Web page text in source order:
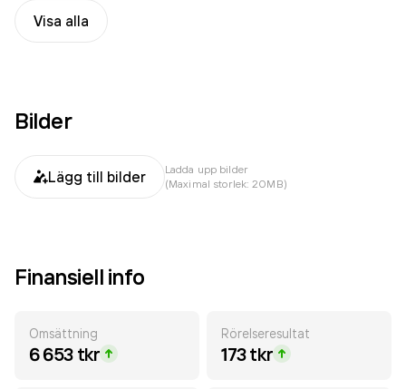
Visa alla
Bilder
Lägg till bilder
Ladda upp bilder
(Maximal storlek: 20MB)
Finansiell info
Omsättning
6 653 tkr
Rörelseresultat
173 tkr